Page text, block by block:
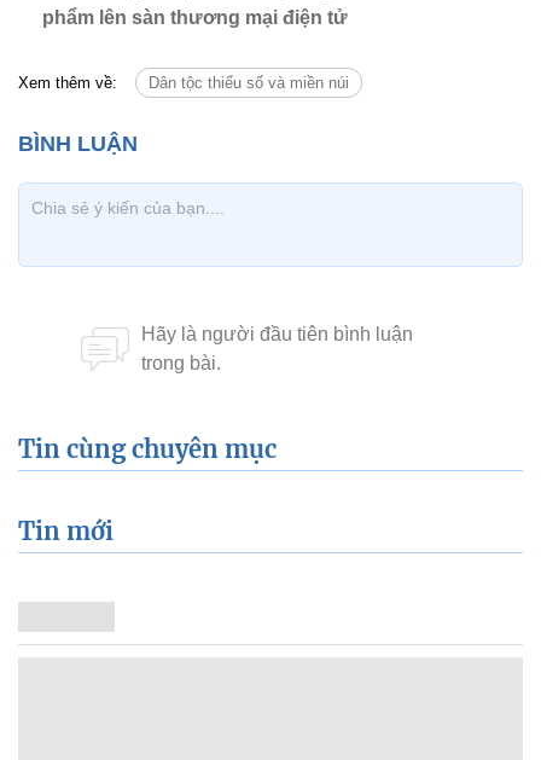
phẩm lên sàn thương mại điện tử
Xem thêm về: Dân tộc thiểu số và miền núi
Tin cùng chuyên mục
Tin mới